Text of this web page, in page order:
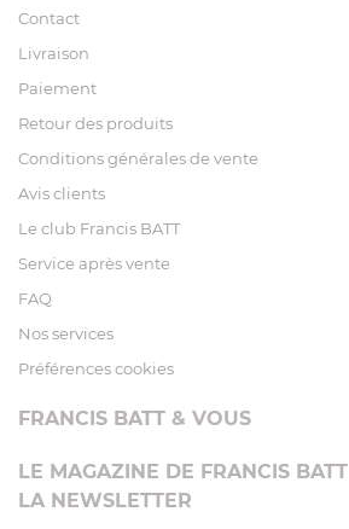
Contact
Livraison
Paiement
Retour des produits
Conditions générales de vente
Avis clients
Le club Francis BATT
Service après vente
FAQ
Nos services
Préférences cookies
FRANCIS BATT & VOUS
LE MAGAZINE DE FRANCIS BATT
LA NEWSLETTER